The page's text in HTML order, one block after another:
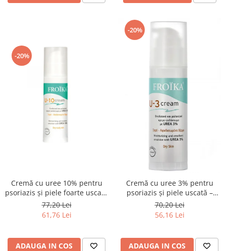
-20%
Cremă cu uree 10% pentru
psoriazis și piele foarte uscată
– Froika U-10
77,20 Lei
61,76 Lei
ADAUGA IN COS
-20%
Cremă cu uree 3% pentru
psoriazis și piele uscată –
Froika U-3
70,20 Lei
56,16 Lei
ADAUGA IN COS